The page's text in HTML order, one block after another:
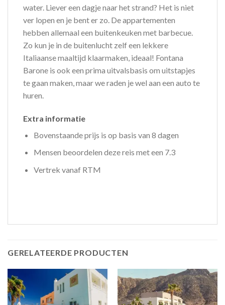
water. Liever een dagje naar het strand? Het is niet
ver lopen en je bent er zo. De appartementen
hebben allemaal een buitenkeuken met barbecue.
Zo kun je in de buitenlucht zelf een lekkere
Italiaanse maaltijd klaarmaken, ideaal! Fontana
Barone is ook een prima uitvalsbasis om uitstapjes
te gaan maken, maar we raden je wel aan een auto te
huren.
Extra informatie
Bovenstaande prijs is op basis van 8 dagen
Mensen beoordelen deze reis met een 7.3
Vertrek vanaf RTM
GERELATEERDE PRODUCTEN